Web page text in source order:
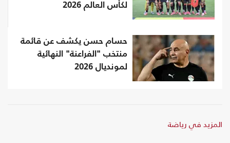
لكأس العالم 2026
حسام حسن يكشف عن قائمة
منتخب "الفراعنة" النهائية
لمونديال 2026
المزيد في رياضة